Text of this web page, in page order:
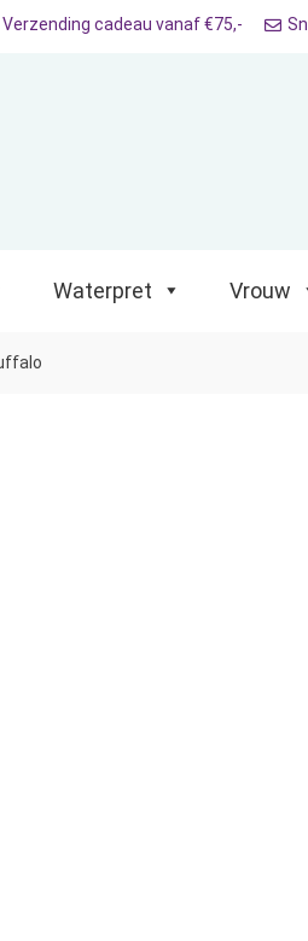
Verzending cadeau vanaf €75,-
Waterpret Vrouw